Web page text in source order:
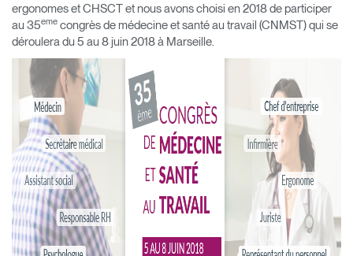
ergonomes et CHSCT et nous avons choisi en 2018 de participer
au 35eme congrès de médecine et santé au travail (CNMST) qui se
déroulera du 5 au 8 juin 2018 à Marseille.